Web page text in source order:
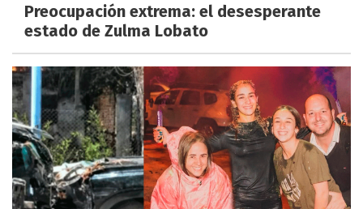
Preocupación extrema: el desesperante
estado de Zulma Lobato